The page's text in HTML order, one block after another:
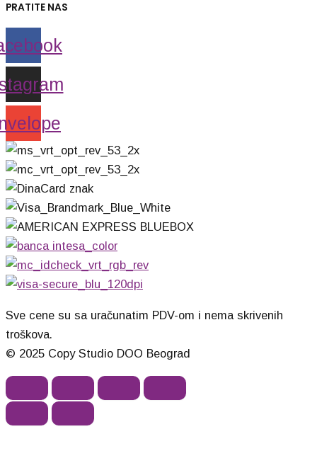
PRATITE NAS
Sve cene su sa uračunatim PDV-om i nema skrivenih
troškova.
© 2025 Copy Studio DOO Beograd